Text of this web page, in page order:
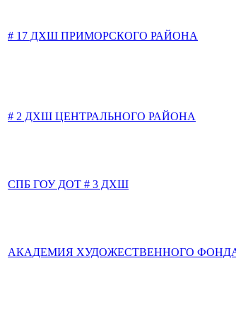
# 17 ДХШ ПРИМОРСКОГО РАЙОНА
# 2 ДХШ ЦЕНТРАЛЬНОГО РАЙОНА
СПБ ГОУ ДОТ # 3 ДХШ
АКАДЕМИЯ ХУДОЖЕСТВЕННОГО